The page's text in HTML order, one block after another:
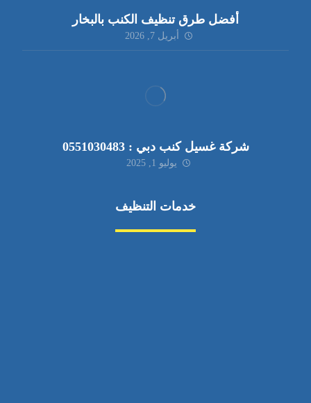
أفضل طرق تنظيف الكنب بالبخار
أبريل 7, 2026
شركة غسيل كنب دبي : 0551030483
يوليو 1, 2025
خدمات التنظيف